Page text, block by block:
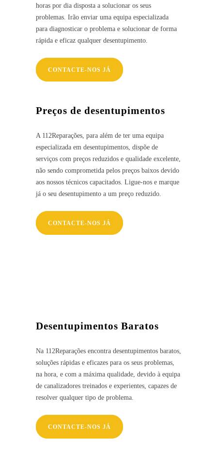
horas por dia disposta a solucionar os seus
problemas. Irão enviar uma equipa especializada
para diagnosticar o problema e solucionar de forma
rápida e eficaz qualquer desentupimento.
CONTACTE-NOS JÁ
Preços de desentupimentos
A 112Reparações, para além de ter uma equipa
especializada em desentupimentos, dispõe de
serviços com preços reduzidos e qualidade excelente,
não sendo comprometida pelos preços baixos devido
aos nossos técnicos capacitados. Ligue-nos e marque
já o seu desentupimento a um preço reduzido.
CONTACTE-NOS JÁ
Desentupimentos Baratos
Na 112Reparações encontra desentupimentos baratos,
soluções rápidas e eficazes para os seus problemas,
na hora, e com a máxima qualidade, devido à equipa
de canalizadores treinados e experientes, capazes de
resolver qualquer tipo de problema.
CONTACTE-NOS JÁ